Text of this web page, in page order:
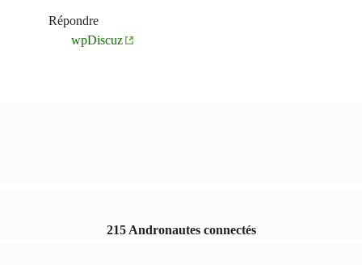
Répondre
wpDiscuz
215 Andronautes connectés